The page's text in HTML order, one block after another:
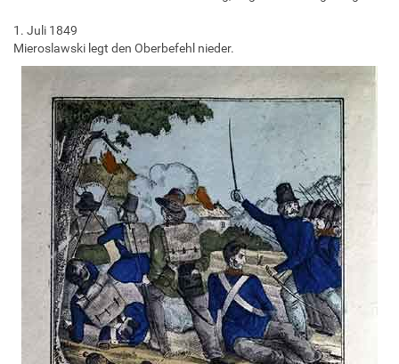
1. Juli 1849
Mieroslawski legt den Oberbefehl nieder.